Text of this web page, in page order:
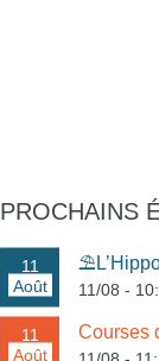
PROCHAINS
Août
11
11/08 -
Août
11 Courses